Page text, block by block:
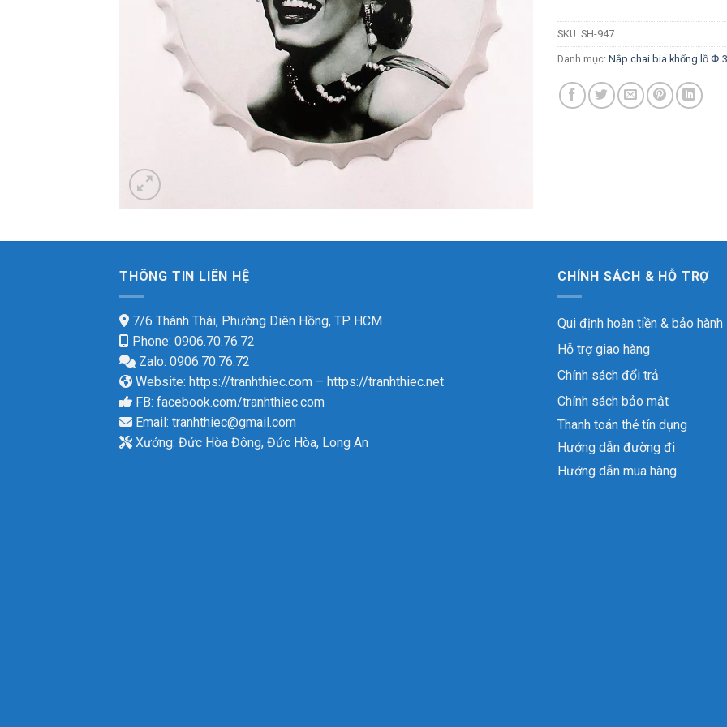
SKU: SH-947
Danh mục: Nắp chai bia khổng lồ Փ
THÔNG TIN LIÊN HỆ
7/6 Thành Thái, Phường Diên Hồng, TP. HCM
Phone: 0906.70.76.72
Zalo: 0906.70.76.72
Website: https://tranhthiec.com – https://tranhthiec.net
FB: facebook.com/tranhthiec.com
Email: tranhthiec@gmail.com
Xưởng: Đức Hòa Đông, Đức Hòa, Long An
CHÍNH SÁCH & HỖ TRỢ
Qui định hoàn tiền & bảo hành
Hỗ trợ giao hàng
Chính sách đổi trả
Chính sách bảo mật
Thanh toán thẻ tín dụng
Hướng dẫn đường đi
Hướng dẫn mua hàng